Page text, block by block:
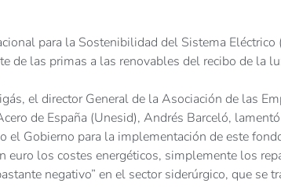
para la Sostenibilidad del Sistema Eléctrico
de las primas a las renovables del recibo de la
el director General de la Asociación de las
de España (Unesid), Andrés Barceló,
el Gobierno para la implementación de este
los costes energéticos, simplemente los
negativo” en el sector siderúrgico, que se